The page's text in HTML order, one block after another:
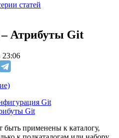
статей
Атрибуты Git
23:06
Git
Git
быть применены к каталогу,